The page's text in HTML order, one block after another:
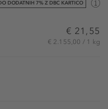
DODATNIH 7% Z DBC KARTICO
€ 21,55
€ 2.155,00 / 1 kg